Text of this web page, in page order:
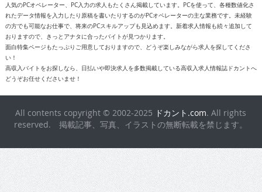
人気のPCオペレーター、PC入力の求人もたくさん掲載しています。PCを使って、各種数値化さ
れたデータ情報を入力したり原稿を書いたりするのがPCオペレーターの主な業務です。未経験
の方でも可能なお仕事で、将来のPCスキルアップも見込めます。新着求人情報も続々追加して
おりますので、きっとアナタに合ったバイトが見つかります。
面白特集ページもたっぷりご用意しておりますので、どうぞ楽しみながら求人を探してくださ
い！
高収入バイトをお探しなら、日払いや即決求人を多数掲載している高収入求人情報誌ドカントへ
どうぞお任せくださいませ！
All contents copyright © 2002-2025 ドカント.com. All rights
reserved. 掲載記事、写真、イラストの無断転載を禁じます。